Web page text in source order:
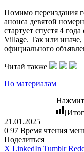
Помимо переиздания
анонса девятой
стартует спустя 4
Village. Так или иначе,
официального
Читай также
По материалам
21.01.2025
0 97 Время чтения
Поделиться
X LinkedIn Tumblr